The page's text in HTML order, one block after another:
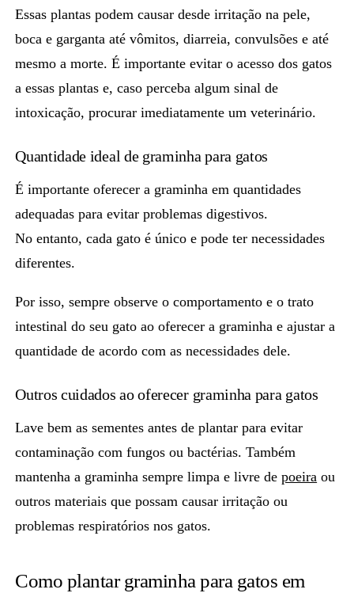
Essas plantas podem causar desde irritação na pele,
boca e garganta até vômitos, diarreia, convulsões e até
mesmo a morte. É importanteevitar o acesso dos gatos
a essas plantas e, caso perceba algum sinal de
intoxicação, procurar imediatamente um veterinário.
Quantidade ideal de graminha para gatos
É importante oferecer a graminha emquantidades
adequadas para evitar problemas digestivos.
No entanto, cada gato é único e pode ter necessidades
diferentes.
Por isso, sempre observe ocomportamento e o trato
intestinal do seu gato ao oferecer a graminha e ajustar a
quantidade de acordo com as necessidades dele.
Outros cuidados ao oferecer graminha para gatos
Lave bem as sementes antes de plantar para evitar
contaminação com fungos ou bactérias. Também
mantenha a graminha sempre limpa e livre depoeira ou
outros materiais que possam causar irritação ou
problemas respiratórios nos gatos.
Como plantar graminha para gatos em